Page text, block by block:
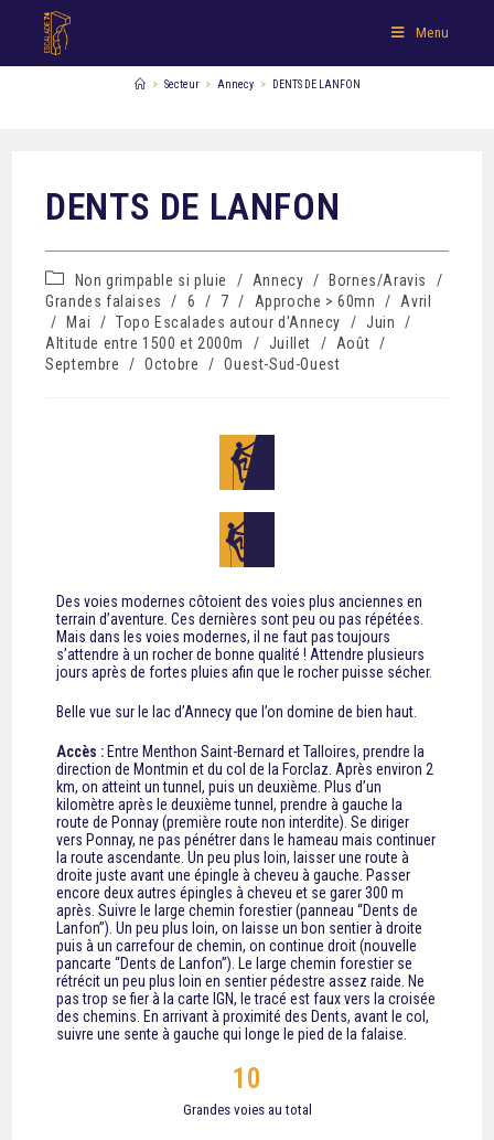
Menu
> Secteur > Annecy > DENTS DE LANFON
DENTS DE LANFON
Non grimpable si pluie / Annecy / Bornes/Aravis
/
Grandes falaises
/ 6 / 7 / Approche > 60mn /
Avril
/
Mai / Topo Escalades autour d'Annecy / Juin
/
Altitude entre 1500 et 2000m
/ Juillet / Août /
Septembre
/ Octobre / Ouest-Sud-Ouest
Des voies modernes côtoient des voies plus anciennes en
terrain d’aventure. Ces dernières sont peu ou pas répétées.
Mais dans les voies modernes, il ne faut pas toujours
s’attendre à un rocher de bonne qualité ! Attendre plusieurs
jours après de fortes pluies afin que le rocher puisse sécher.
Belle vue sur le lac d’Annecy que l’on domine de bien haut.
Accès : Entre Menthon Saint-Bernard et Talloires, prendre la
direction de Montmin et du col de la Forclaz. Après environ 2
km, on atteint un tunnel, puis un deuxième. Plus d’un
kilomètre après le deuxième tunnel, prendre à gauche la
route de Ponnay (première route non interdite). Se diriger
vers Ponnay, ne pas pénétrer dans le hameau mais continuer
la route ascendante. Un peu plus loin, laisser une route à
droite juste avant une épingle à cheveu à gauche. Passer
encore deux autres épingles à cheveu et se garer 300 m
après. Suivre le large chemin forestier (panneau “Dents de
Lanfon”). Un peu plus loin, on laisse un bon sentier à droite
puis à un carrefour de chemin, on continue droit (nouvelle
pancarte “Dents de Lanfon”). Le large chemin forestier se
rétrécit un peu plus loin en sentier pédestre assez raide. Ne
pas trop se fier à la carte IGN, le tracé est faux vers la croisée
des chemins. En arrivant à proximité des Dents, avant le col,
suivre une sente à gauche qui longe le pied de la falaise.
Grandes voies au total
10